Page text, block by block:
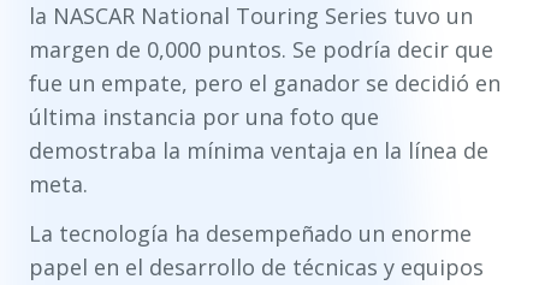
la NASCAR National Touring Series tuvo un
margen de 0,000 puntos. Se podría decir que
fue un empate, pero el ganador se decidió en
última instancia por una foto que
demostraba la mínima ventaja en la línea de
meta.
La tecnología ha desempeñado un enorme
papel en el desarrollo de técnicas y equipos